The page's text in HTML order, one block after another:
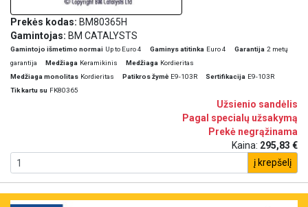
Prekės kodas: BM80365H
Gamintojas: BM CATALYSTS
Gamintojo išmetimo normai Up to Euro 4 Gaminys atitinka Euro 4 Garantija 2 metų
garantija
Medžiaga Keramikinis Medžiaga Kordieritas
Medžiaga monolitas Kordieritas Patikros žymė E9-103R Sertifikacija E9-103R
Tik kartu su FK80365
Užsienio sandėlis
Pagal specialų užsakymą
Prekė negrąžinama
Kaina: 295,83 €
į krepšelį